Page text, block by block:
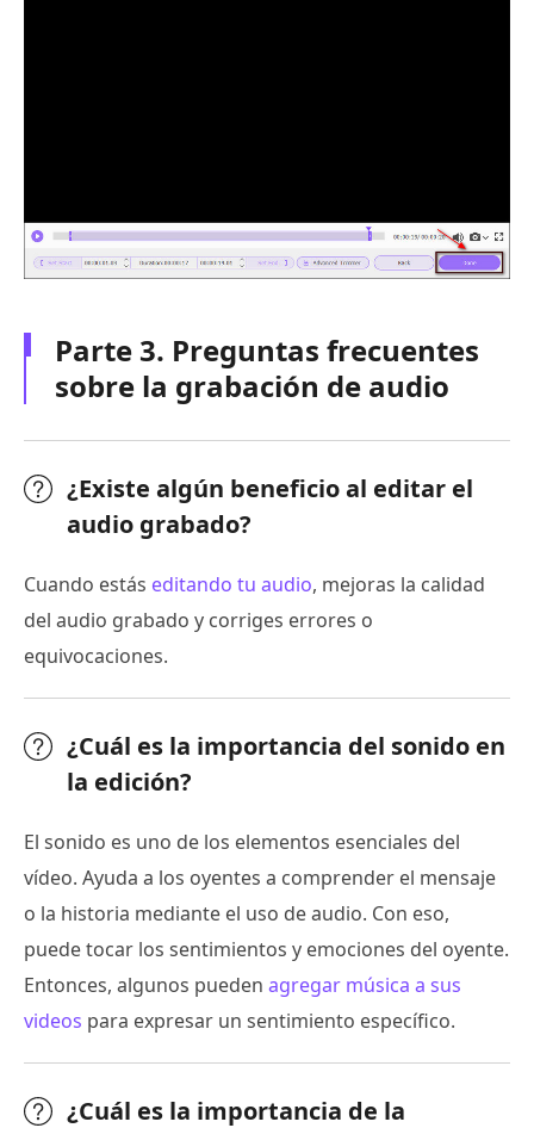
Parte 3. Preguntas frecuentes
sobre la grabación de audio
¿Existe algún beneficio al editar el
audio grabado?
Cuando estás editando tu audio, mejoras la calidad
del audio grabado y corriges errores o
equivocaciones.
¿Cuál es la importancia del sonido en
la edición?
El sonido es uno de los elementos esenciales del
vídeo. Ayuda a los oyentes a comprender el mensaje
o la historia mediante el uso de audio. Con eso,
puede tocar los sentimientos y emociones del oyente.
Entonces, algunos pueden agregar música a sus
videos para expresar un sentimiento específico.
¿Cuál es la importancia de la